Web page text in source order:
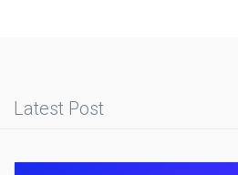
Latest Post